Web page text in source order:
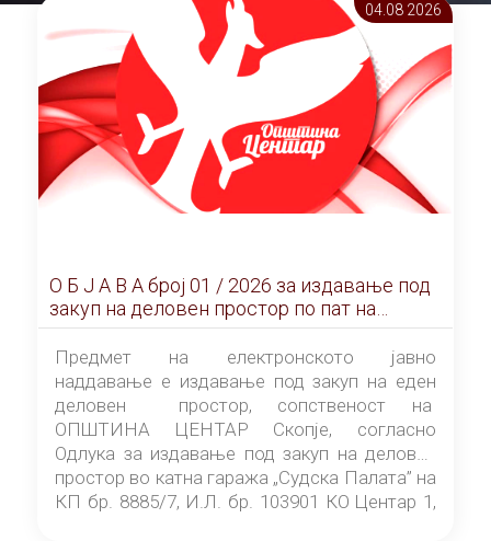
04.08 2026
О Б Ј А В А брoj 01 / 2026 за издавање под
закуп на деловен простор по пат на
ЕЛЕКТРОНСКО ЈАВНО НАДДАВАЊЕ
Предмет на електронското јавно
наддавање е издавање под закуп на еден
деловен простор, сопственост на
ОПШТИНА ЦЕНТАР Скопје, согласно
Одлука за издавање под закуп на деловен
простор во катна гаража „Судска Палата” на
КП бр. 8885/7, И.Л. бр. 103901 КО Центар 1,